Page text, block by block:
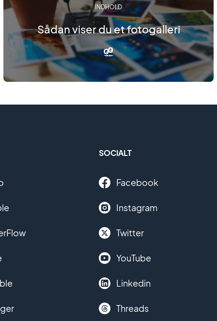
INDHOLD
Sådan viser du et fotogalleri
SOCIALT
Facebook
Instagram
Twitter
YouTube
Linkedin
Threads